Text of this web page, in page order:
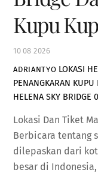
10 08 2026
Kupu
ADRIANTYO LOKASI
PENANGKARAN
HELENA SKY BRIDGE 0
Lokasi Dan Tiket
Berbicara tentang
dilepaskan dari
besar di